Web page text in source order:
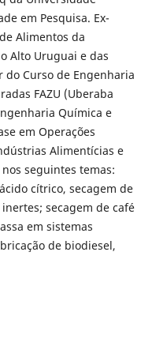
em Pesquisa. Ex-
Alimentos da
Alto Uruguai e das
do Curso de Engenharia
FAZU (Uberaba
Química e
em Operações
Alimentícias e
seguintes temas:
cítrico, secagem de
secagem de café
em sistemas
de biodiesel,